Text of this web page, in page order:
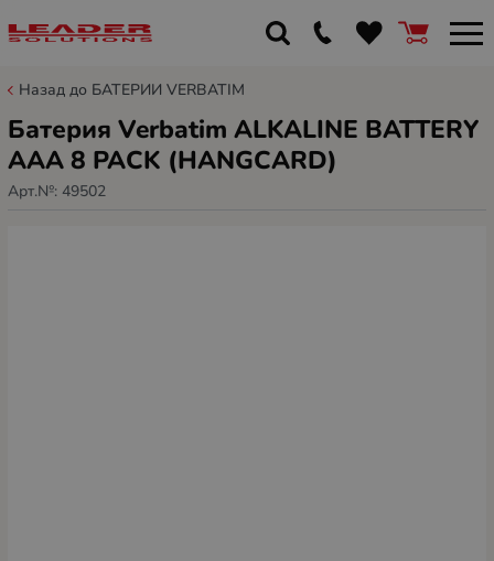
Назад до БАТЕРИИ VERBATIM
Батерия Verbatim ALKALINE BATTERY
AAA 8 PACK (HANGCARD)
Арт.№: 49502